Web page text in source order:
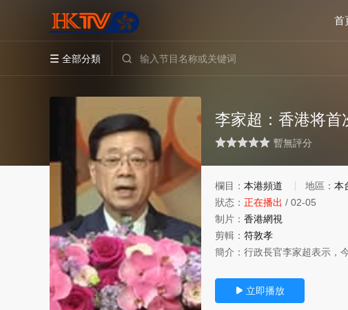
首
 全部分類 
李家超：香港将首
很差較差還行推薦 暫無評分
欄目： 本港頻道 地區： 本
狀态： 正在播出 / 02-05
制片： 香港網視
剪輯： 符敦孝
簡介： 行政長官李家超表示，
 立即播放